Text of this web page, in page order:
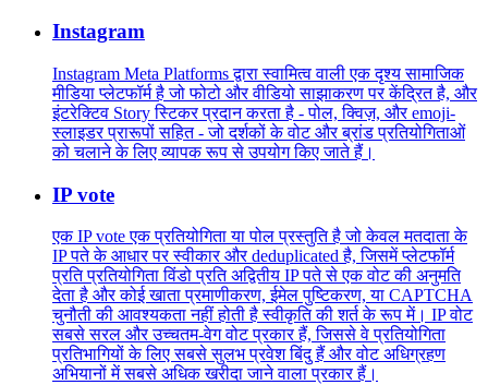
Instagram
Instagram Meta Platforms द्वारा स्वामित्व वाली एक दृश्य सामाजिक
मीडिया प्लेटफॉर्म है जो फोटो और वीडियो साझाकरण पर केंद्रित है, और
इंटरेक्टिव Story स्टिकर प्रदान करता है - पोल, क्विज़, और emoji-
स्लाइडर प्रारूपों सहित - जो दर्शकों के वोट और ब्रांड प्रतियोगिताओं
को चलाने के लिए व्यापक रूप से उपयोग किए जाते हैं।
IP vote
एक IP vote एक प्रतियोगिता या पोल प्रस्तुति है जो केवल मतदाता के
IP पते के आधार पर स्वीकार और deduplicated है, जिसमें प्लेटफॉर्म
प्रति प्रतियोगिता विंडो प्रति अद्वितीय IP पते से एक वोट की अनुमति
देता है और कोई खाता प्रमाणीकरण, ईमेल पुष्टिकरण, या CAPTCHA
चुनौती की आवश्यकता नहीं होती है स्वीकृति की शर्त के रूप में। IP वोट
सबसे सरल और उच्चतम-वेग वोट प्रकार हैं, जिससे वे प्रतियोगिता
प्रतिभागियों के लिए सबसे सुलभ प्रवेश बिंदु हैं और वोट अधिग्रहण
अभियानों में सबसे अधिक खरीदा जाने वाला प्रकार हैं।